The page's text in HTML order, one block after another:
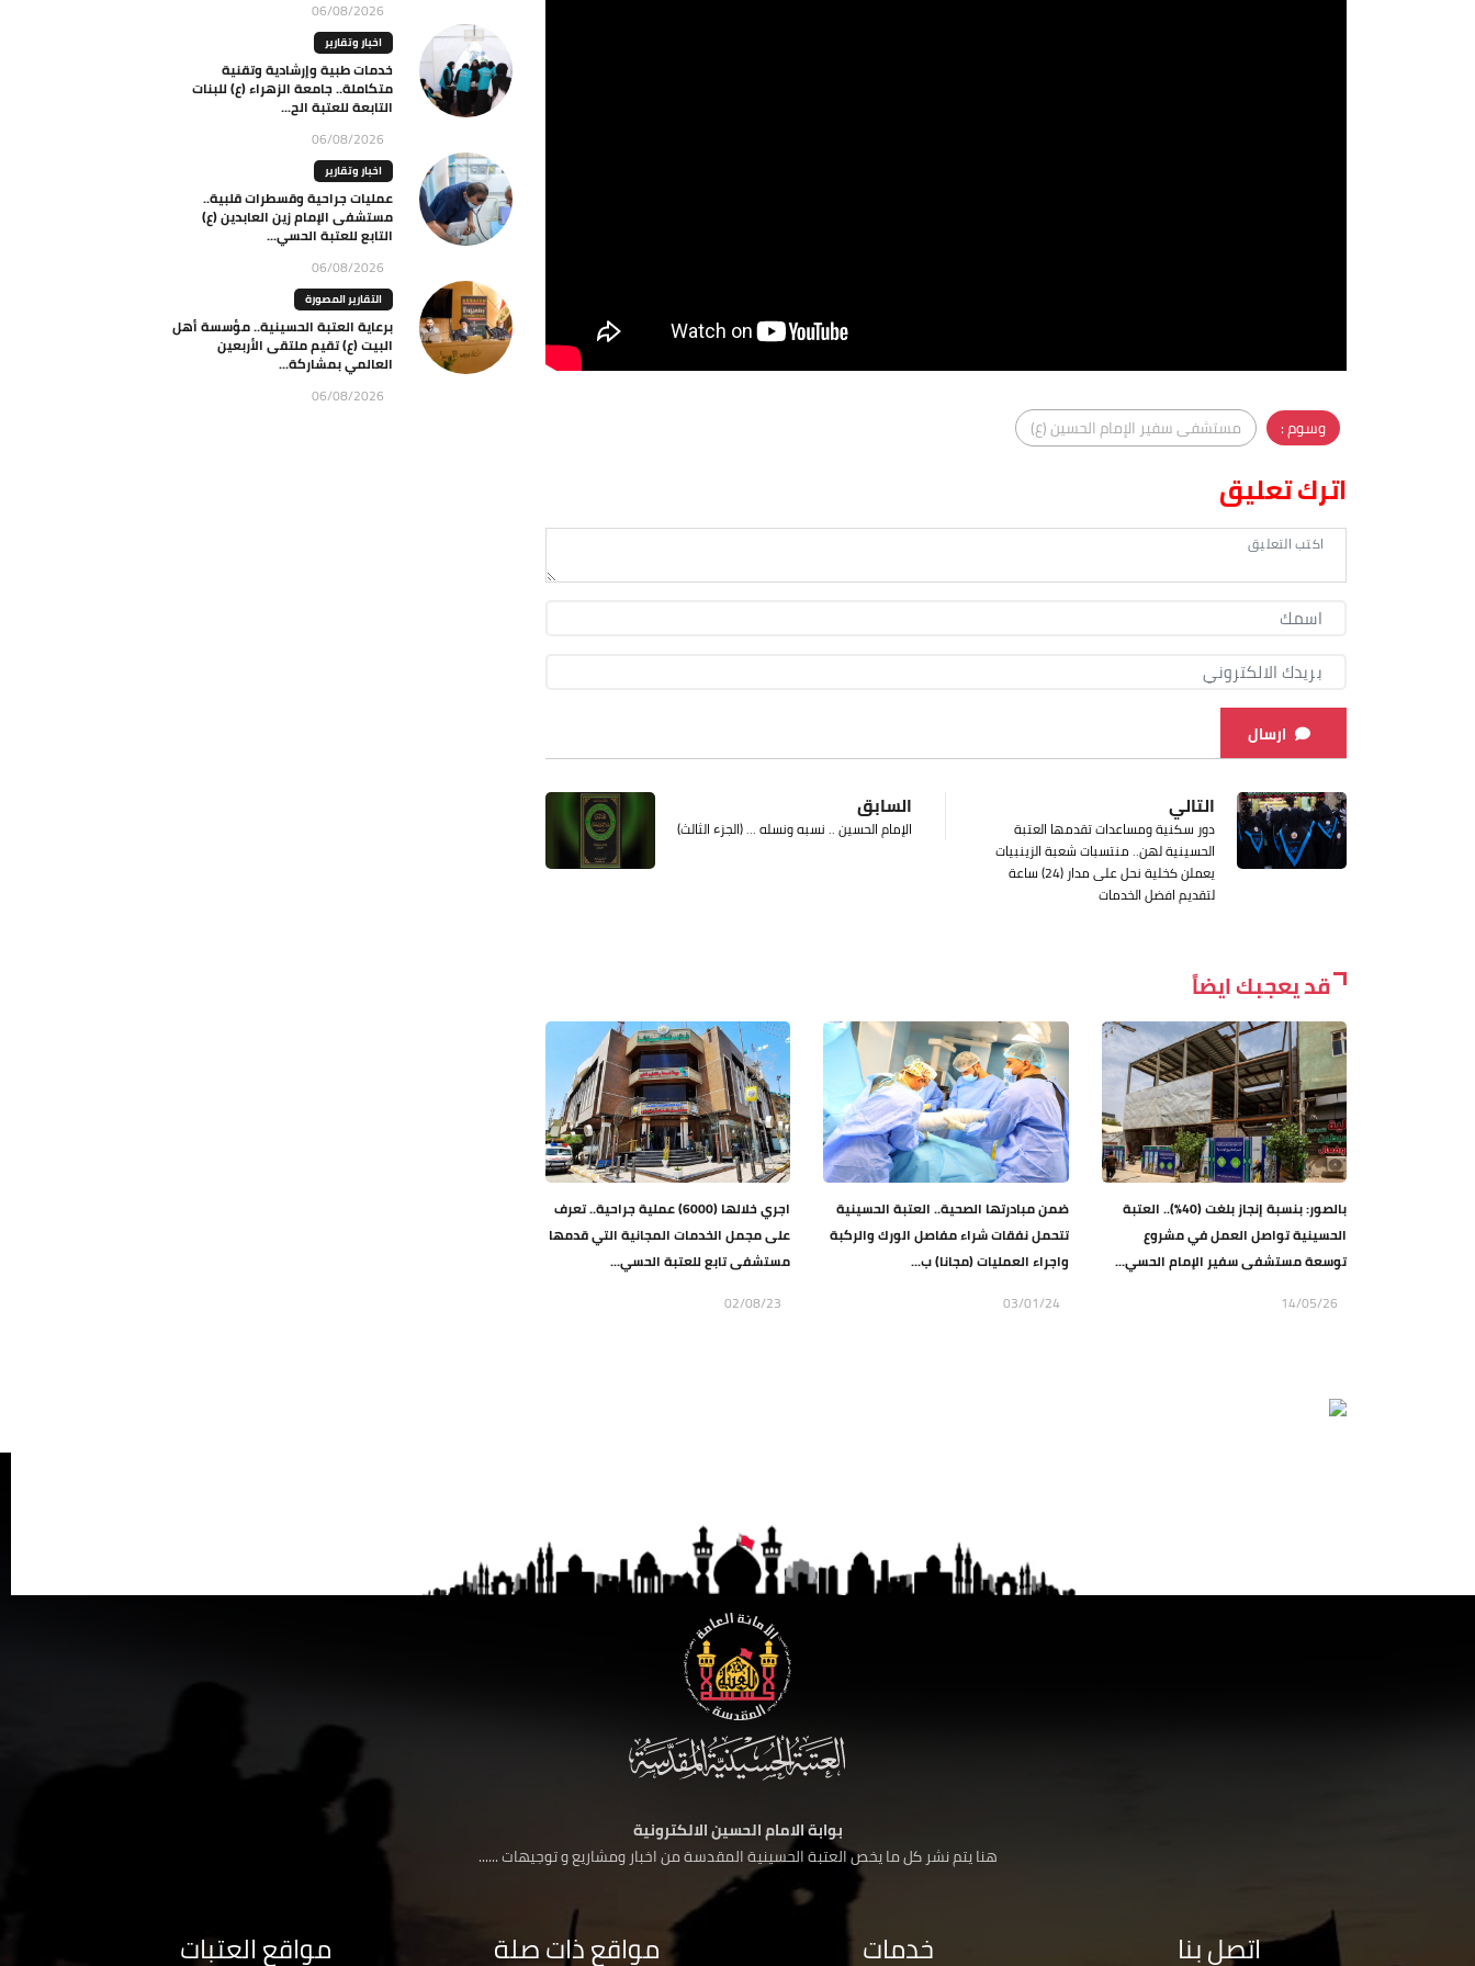
وسوم : مستشفى سفير الإمام الحسين (ع)
اترك تعليق
ارسال
السابق
الإمام الحسين .. نسبه ونسله ... (الجزء الثالث)
التالي
دور سكنية ومساعدات تقدمها العتبة
الحسينية لهن.. منتسبات شعبة الزينبيات
يعملن كخلية نحل على مدار (24) ساعة
لتقديم افضل الخدمات
قد يعجبك ايضاً
بالصور: بنسبة إنجاز بلغت (40%).. العتبة
الحسينية تواصل العمل في مشروع
توسعة مستشفى سفير الإمام الحسي...
14/05/26
ضمن مبادرتها الصحية.. العتبة الحسينية
تتحمل نفقات شراء مفاصل الورك والركبة
واجراء العمليات (مجانا) ب...
03/01/24
اجري خلالها (6000) عملية جراحية.. تعرف
على مجمل الخدمات المجانية التي قدمها
مستشفى تابع للعتبة الحسي...
02/08/23
06/08/2026
اخبار وتقارير
خدمات طبية وإرشادية وتقنية
متكاملة.. جامعة الزهراء (ع) للبنات
التابعة للعتبة الح...
06/08/2026
اخبار وتقارير
عمليات جراحية وقسطرات قلبية..
مستشفى الإمام زين العابدين (ع)
التابع للعتبة الحسي...
06/08/2026
التقارير المصورة
برعاية العتبة الحسينية.. مؤسسة أهل
البيت (ع) تقيم ملتقى الأربعين
العالمي بمشاركة...
06/08/2026
بوابة الامام الحسين الالكترونية
هنا يتم نشر كل ما يخص العتبة الحسينية المقدسة من اخبار ومشاريع و توجيهات ......
اتصل بنا خدمات مواقع ذات صلة مواقع العتبات